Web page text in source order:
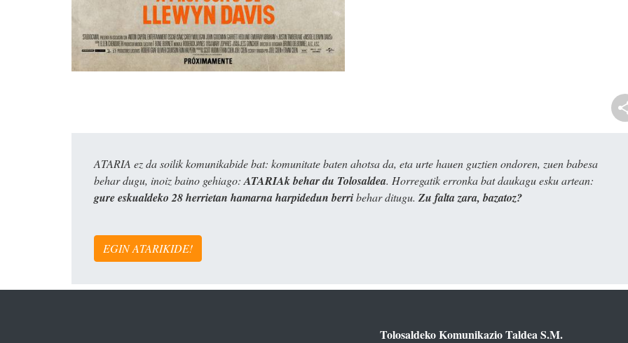
ATARIA ez da soilik komunikabide bat: komunitate baten ahotsa da, eta urte hauen guztien ondoren, zuen babesa
behar dugu, inoiz baino gehiago: ATARIAk behar du Tolosaldea. Horregatik erronka bat daukagu esku artean:
gure eskualdeko 28 herrietan hamarna harpidedun berribehar ditugu. Zu falta zara, bazatoz?
EGIN ATARIKIDE!
Tolosaldeko Komunikazio Taldea S.M.